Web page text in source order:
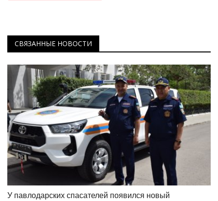
СВЯЗАННЫЕ НОВОСТИ
У павлодарских спасателей появился новый